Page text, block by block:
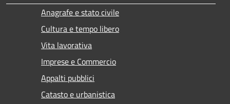
Anagrafe e stato civile
Cultura e tempo libero
Vita lavorativa
Imprese e Commercio
Appalti pubblici
Catasto e urbanistica